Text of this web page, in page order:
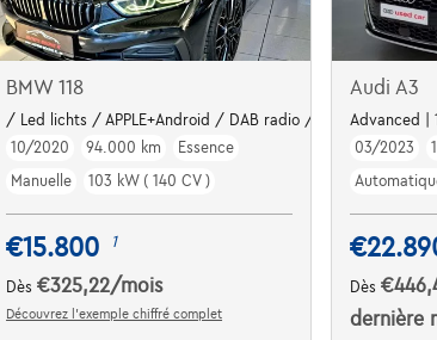
BMW 118
/ Led lichts / APPLE+Android / DAB radio / Garanti
10/2020
94.000 km
Essence
Manuelle
103 kW ( 140 CV )
€15.800 1
Dès€325,22/mois
Découvrez l’exemple chiffré complet
Audi A3
Advanced |
03/2023
Dès
dernière